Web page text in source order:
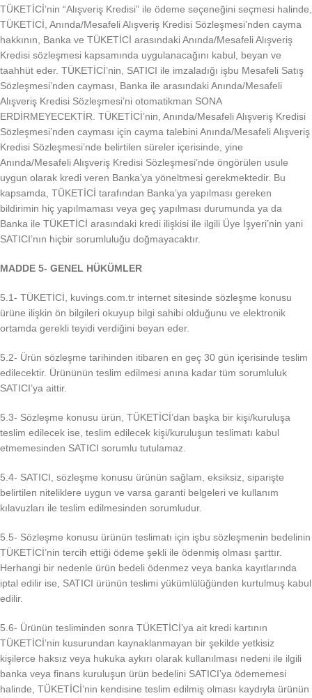
TÜKETİCİ’nin “Alışveriş Kredisi” ile ödeme seçeneğini seçmesi halinde,
TÜKETİCİ, Anında/Mesafeli Alışveriş Kredisi Sözleşmesi’nden cayma
hakkının, Banka ve TÜKETİCİ arasındaki Anında/Mesafeli Alışveriş
Kredisi sözleşmesi kapsamında uygulanacağını kabul, beyan ve
taahhüt eder. TÜKETİCİ’nin, SATICI ile imzaladığı işbu Mesafeli Satış
Sözleşmesi’nden cayması, Banka ile arasındaki Anında/Mesafeli
Alışveriş Kredisi Sözleşmesi’ni otomatikman SONA
ERDİRMEYECEKTİR. TÜKETİCİ’nin, Anında/Mesafeli Alışveriş Kredisi
Sözleşmesi’nden cayması için cayma talebini Anında/Mesafeli Alışveriş
Kredisi Sözleşmesi’nde belirtilen süreler içerisinde, yine
Anında/Mesafeli Alışveriş Kredisi Sözleşmesi’nde öngörülen usule
uygun olarak kredi veren Banka’ya yöneltmesi gerekmektedir. Bu
kapsamda, TÜKETİCİ tarafından Banka’ya yapılması gereken
bildirimin hiç yapılmaması veya geç yapılması durumunda ya da
Banka ile TÜKETİCİ arasındaki kredi ilişkisi ile ilgili Üye İşyeri’nin yani
SATICI’nın hiçbir sorumluluğu doğmayacaktır.
MADDE 5- GENEL HÜKÜMLER
5.1- TÜKETİCİ, kuvings.com.tr internet sitesinde sözleşme konusu
ürüne ilişkin ön bilgileri okuyup bilgi sahibi olduğunu ve elektronik
ortamda gerekli teyidi verdiğini beyan eder.
5.2- Ürün sözleşme tarihinden itibaren en geç 30 gün içerisinde teslim
edilecektir. Ürününün teslim edilmesi anına kadar tüm sorumluluk
SATICI’ya aittir.
5.3- Sözleşme konusu ürün, TÜKETİCİ’dan başka bir kişi/kuruluşa
teslim edilecek ise, teslim edilecek kişi/kuruluşun teslimatı kabul
etmemesinden SATICI sorumlu tutulamaz.
5.4- SATICI, sözleşme konusu ürünün sağlam, eksiksiz, siparişte
belirtilen niteliklere uygun ve varsa garanti belgeleri ve kullanım
kılavuzları ile teslim edilmesinden sorumludur.
5.5- Sözleşme konusu ürünün teslimatı için işbu sözleşmenin bedelinin
TÜKETİCİ’nin tercih ettiği ödeme şekli ile ödenmiş olması şarttır.
Herhangi bir nedenle ürün bedeli ödenmez veya banka kayıtlarında
iptal edilir ise, SATICI ürünün teslimi yükümlülüğünden kurtulmuş kabul
edilir.
5.6- Ürünün tesliminden sonra TÜKETİCİ’ya ait kredi kartının
TÜKETİCİ’nin kusurundan kaynaklanmayan bir şekilde yetkisiz
kişilerce haksız veya hukuka aykırı olarak kullanılması nedeni ile ilgili
banka veya finans kuruluşun ürün bedelini SATICI’ya ödememesi
halinde, TÜKETİCİ’nin kendisine teslim edilmiş olması kaydıyla ürünün